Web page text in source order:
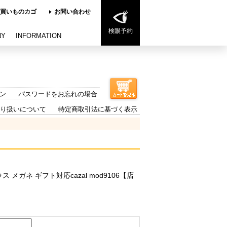
いものカゴ お問い合わせ
検眼予約
INFORMATION
パスワードをお忘れの場合
扱いについて
特定商取引法に基づく表示
メガネ ギフト対応cazal mod9106【店